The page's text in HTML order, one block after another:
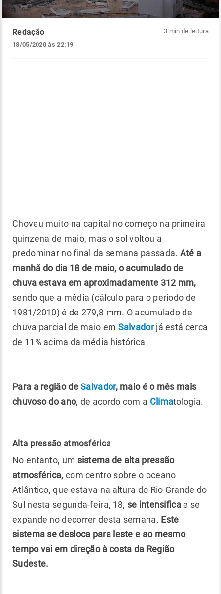
Redação
18/05/2020 às 22:19
3 min de leitura
Choveu muito na capital no começo na primeira
quinzena de maio, mas o sol voltou a
predominar no final da semana passada. Até a
manhã do dia 18 de maio, o acumulado de
chuva estava em aproximadamente 312 mm,
sendo que a média (cálculo para o período de
1981/2010) é de 279,8 mm. O acumulado de
chuva parcial de maio em Salvadorjá está cerca
de 11% acima da média histórica
Para a região deSalvador, maio é o mês mais
chuvoso do ano, de acordo com a Climatologia.
Alta pressão atmosférica
No entanto, um sistema de alta pressão
atmosférica, com centro sobre o oceano
Atlântico, que estava na altura do Rio Grande do
Sul nesta segunda-feira, 18, se intensificae se
expande no decorrer desta semana. Este
sistema se desloca para leste e ao mesmo
tempo vai em direção à costa da Região
Sudeste.